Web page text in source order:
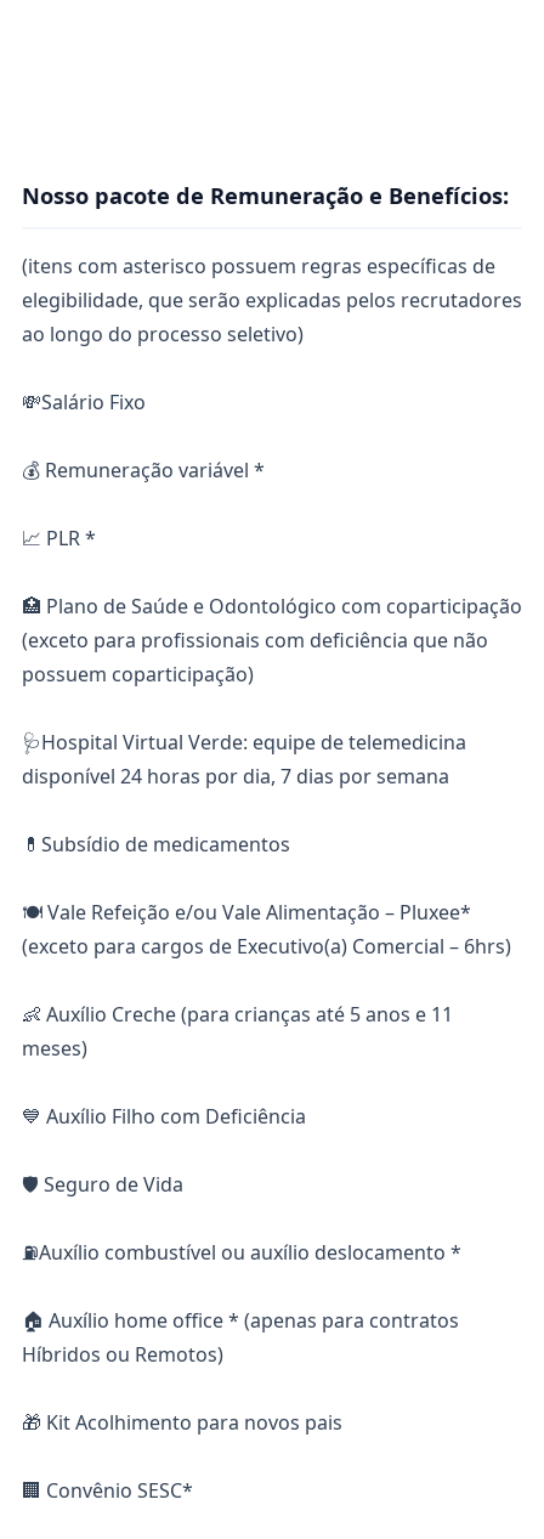
Nosso pacote de Remuneração e Benefícios:
(itens com asterisco possuem regras específicas de
elegibilidade, que serão explicadas pelos recrutadores
ao longo do processo seletivo)
💸Salário Fixo
💰 Remuneração variável *
📈 PLR *
🏥 Plano de Saúde e Odontológico com coparticipação
(exceto para profissionais com deficiência que não
possuem coparticipação)
🩺Hospital Virtual Verde: equipe de telemedicina
disponível 24 horas por dia, 7 dias por semana
💊Subsídio de medicamentos
🍽️ Vale Refeição e/ou Vale Alimentação – Pluxee*
(exceto para cargos de Executivo(a) Comercial – 6hrs)
👶 Auxílio Creche (para crianças até 5 anos e 11
meses)
💙 Auxílio Filho com Deficiência
🛡️ Seguro de Vida
⛽Auxílio combustível ou auxílio deslocamento *
🏠 Auxílio home office * (apenas para contratos
Híbridos ou Remotos)
🎁 Kit Acolhimento para novos pais
🏢 Convênio SESC*